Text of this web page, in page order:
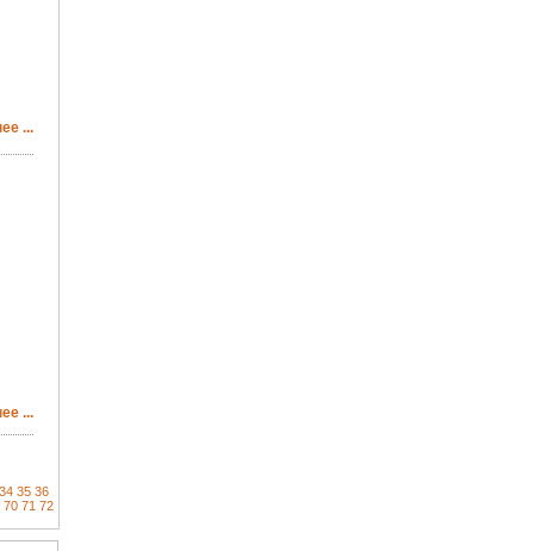
...
...
34 35 36
70 71 72